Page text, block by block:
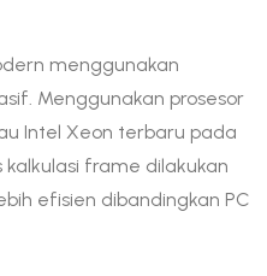
menggunakan
Menggunakan prosesor
Intel Xeon terbaru pada
frame dilakukan
efisien dibandingkan PC